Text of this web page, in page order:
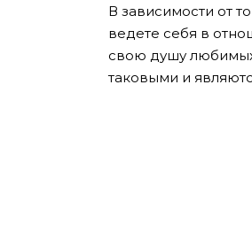
В зависимости от
ведете себя в
свою душу
таковыми и